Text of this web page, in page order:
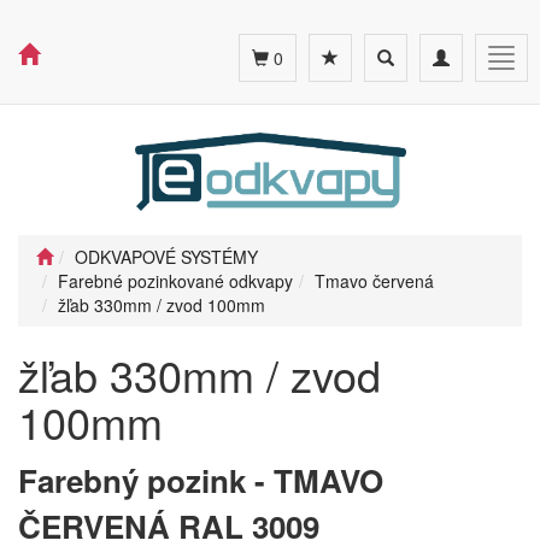
Toggle
navigation
Toggle
search
0
ODKVAPOVÉ SYSTÉMY
Farebné pozinkované odkvapy
Tmavo červená
žľab 330mm / zvod 100mm
žľab 330mm / zvod
100mm
Farebný pozink - TMAVO
ČERVENÁ RAL 3009